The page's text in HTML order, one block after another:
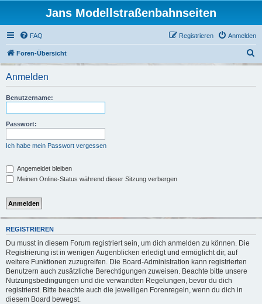
Jans Modellstraßenbahnseiten
FAQ Anmelden
Registrieren
Foren-Übersicht
u
Anmelden
Benutzername:
Passwort:
Ich habe mein Passwort vergessen
Angemeldet bleiben
Meinen Online-Status während dieser Sitzung verbergen
REGISTRIEREN
Du musst in diesem Forum registriert sein, um dich anmelden zu können. Die
Registrierung ist in wenigen Augenblicken erledigt und ermöglicht dir, auf
weitere Funktionen zuzugreifen. Die Board-Administration kann registrierten
Benutzern auch zusätzliche Berechtigungen zuweisen. Beachte bitte unsere
Nutzungsbedingungen und die verwandten Regelungen, bevor du dich
registrierst. Bitte beachte auch die jeweiligen Forenregeln, wenn du dich in
diesem Board bewegst.